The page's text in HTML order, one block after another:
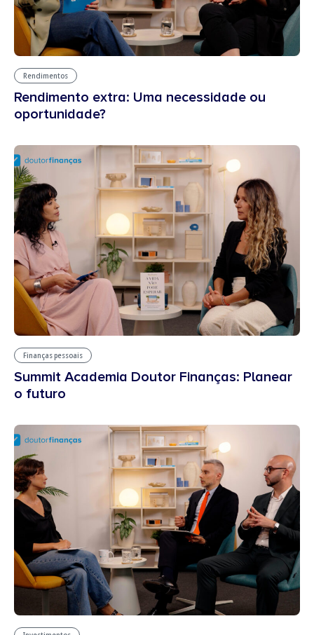
Rendimentos
Rendimento extra: Uma necessidade ou
oportunidade?
Finanças pessoais
Summit Academia Doutor Finanças: Planear
o futuro